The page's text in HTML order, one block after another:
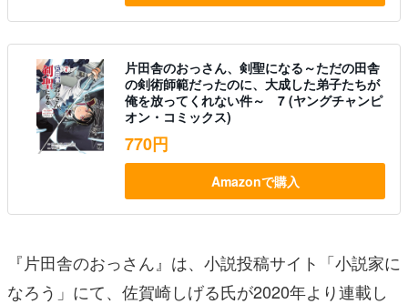
片田舎のおっさん、剣聖になる～ただの田舎
の剣術師範だったのに、大成した弟子たちが
俺を放ってくれない件～ 7 (ヤングチャンピ
オン・コミックス)
770円
Amazonで購入
『片田舎のおっさん』は、小説投稿サイト「小説家に
なろう」にて、佐賀崎しげる氏が2020年より連載し